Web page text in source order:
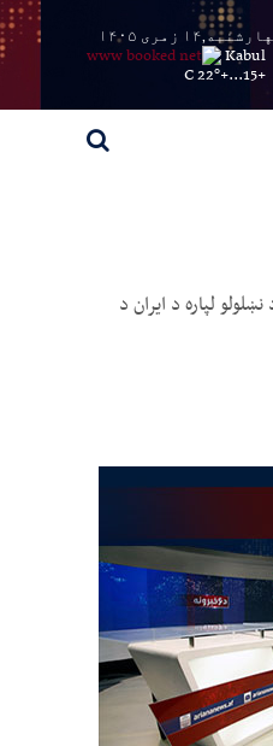
زمری ۱۴۰۵
Kabul
+
15...
+
22° C
لپاره د ایران د